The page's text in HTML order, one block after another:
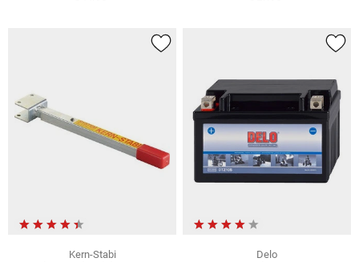
Kern-Stabi
Delo